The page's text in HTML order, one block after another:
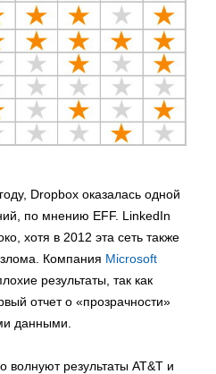
Dropbox оказалась одной
по мнению EFF. LinkedIn
хотя в 2012 эта сеть также
Компания Microsoft
результаты, так как
отчет о «прозрачности»
данными.
волнуют результаты AT&T и